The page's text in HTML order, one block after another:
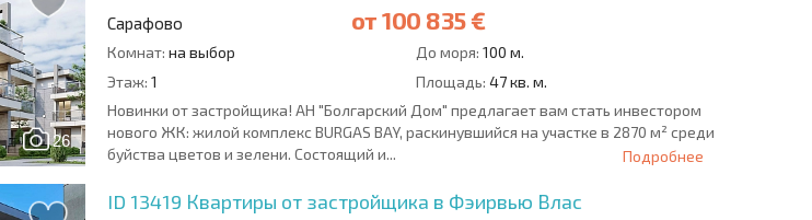
26
Сарафово от100 835 €
Комнат: на выбор До моря: 100 м.
Этаж: 1 Площадь: 47 кв. м.
Новинки от застройщика! АН "Болгарский Дом" предлагает вам стать инвестором
нового ЖК: жилой комплекс BURGAS BAY, раскинувшийся на участке в 2870 м² среди
буйства цветов и зелени. Состоящий и...
Подробнее
ID 13419 Квартиры от застройщика в Фэирвью Влас